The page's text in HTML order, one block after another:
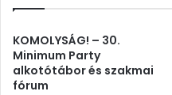
KOMOLYSÁG! – 30.
Minimum Party
alkotótábor és szakmai
fórum